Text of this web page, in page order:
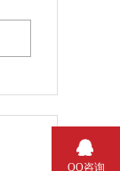
QQ咨询